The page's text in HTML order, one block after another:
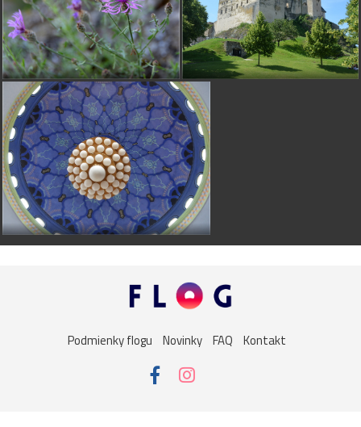
Podmienky flogu Novinky FAQ Kontakt